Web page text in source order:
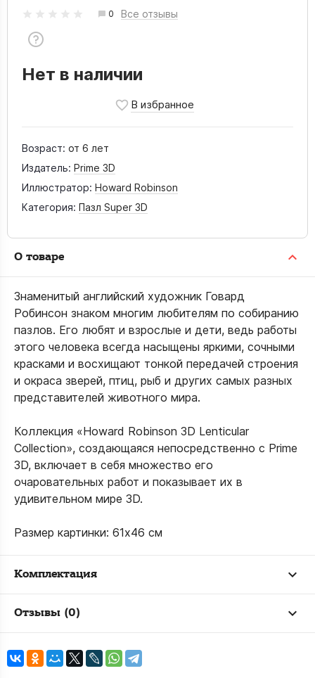
0 Все отзывы
Нет в наличии
Возраст: от 6 лет
Издатель: Prime 3D
Иллюстратор: Howard Robinson
Категория: Пазл Super 3D
О товаре
Знаменитый английский художник Говард
Робинсон знаком многим любителям по собиранию
пазлов. Его любят и взрослые и дети, ведь работы
этого человека всегда насыщены яркими, сочными
красками и восхищают тонкой передачей строения
и окраса зверей, птиц, рыб и других самых разных
представителей животного мира.
Коллекция «Howard Robinson 3D Lenticular
Collection», создающаяся непосредственно с Prime
3D, включает в себя множество его
очаровательных работ и показывает их в
удивительном мире 3D.
Размер картинки: 61х46 см
Комплектация
Отзывы (0)